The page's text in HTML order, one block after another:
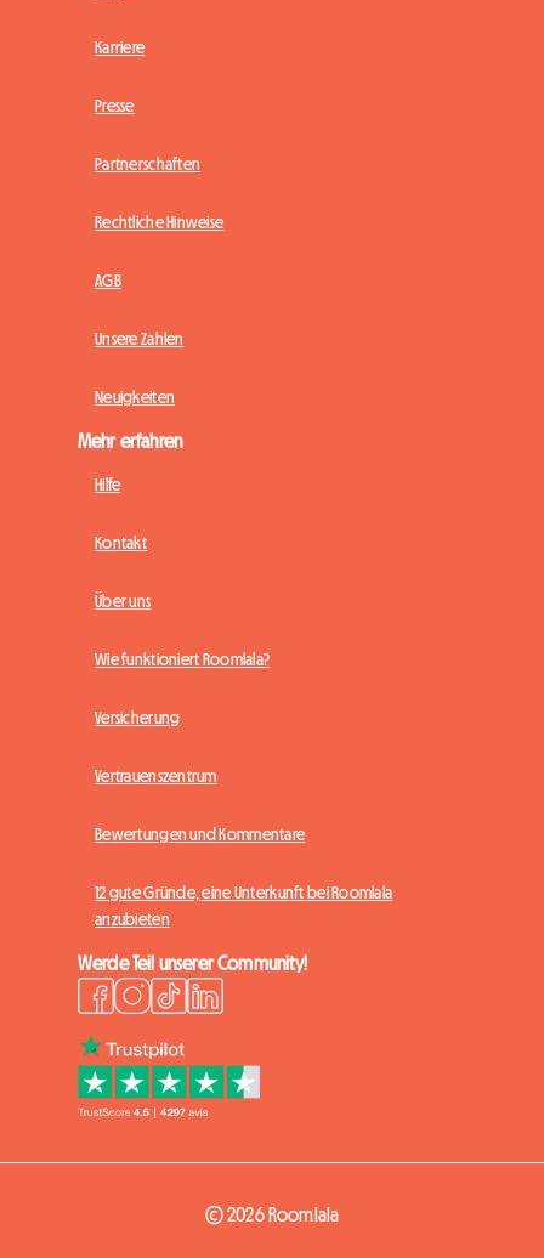
Karriere
Presse
Partnerschaften
Rechtliche Hinweise
AGB
Unsere Zahlen
Neuigkeiten
Mehr erfahren
Hilfe
Kontakt
Über uns
Wie funktioniert Roomlala?
Versicherung
Vertrauenszentrum
Bewertungen und Kommentare
12 gute Gründe, eine Unterkunft bei Roomlala
anzubieten
Werde Teil unserer Community!
© 2026 Roomlala